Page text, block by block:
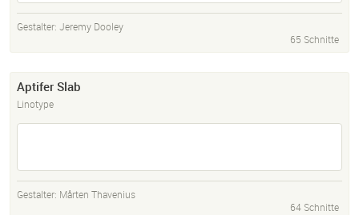
Gestalter: Jeremy Dooley
65 Schnitte
Aptifer Slab
Linotype
Gestalter: Mårten Thavenius
64 Schnitte